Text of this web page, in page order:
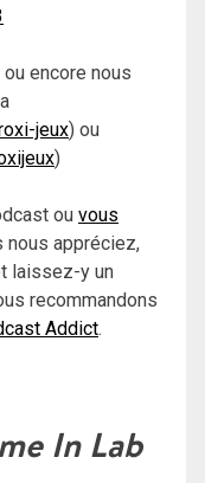
encore nous
jeux) ou
)
ou vous
nous appréciez,
laissez-y un
recommandons
Addict.
In Lab